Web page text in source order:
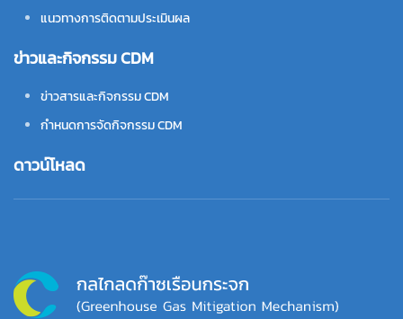
แนวทางการติดตามประเมินผล
ข่าวและกิจกรรม CDM
ข่าวสารและกิจกรรม CDM
กำหนดการจัดกิจกรรม CDM
ดาวน์โหลด